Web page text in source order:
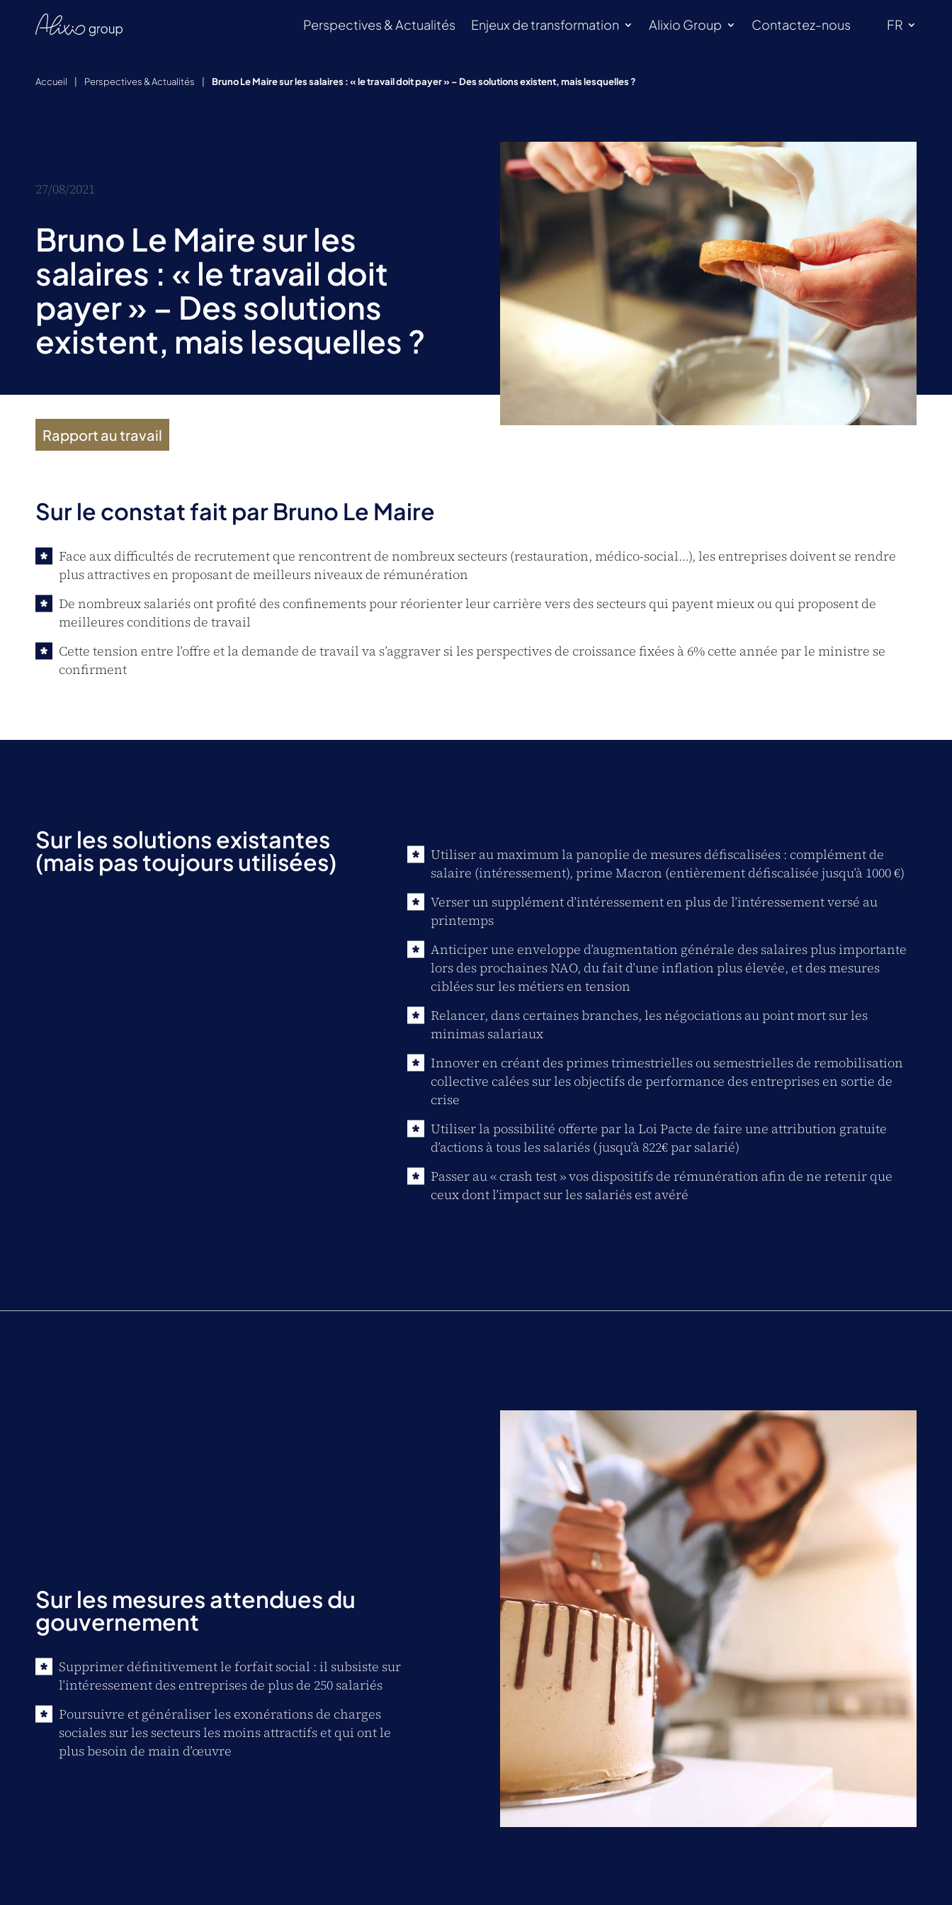
Perspectives & Actualités Enjeux de transformation Alixio Group Contactez-nous FR
Accueil Perspectives & Actualités Bruno Le Maire sur les salaires : « le travail doit payer » – Des solutions existent, mais lesquelles ?
27/08/2021
Bruno Le Maire sur les
salaires : « le travail doit
payer » – Des solutions
existent, mais lesquelles ?
Rapport au travail
Sur le constat fait par Bruno Le Maire
Face aux difficultés de recrutement que rencontrent de nombreux secteurs (restauration, médico-social…), les entreprises doivent se rendre
plus attractives en proposant de meilleurs niveaux de rémunération
De nombreux salariés ont profité des confinements pour réorienter leur carrière vers des secteurs qui payent mieux ou qui proposent de
meilleures conditions de travail
Cette tension entre l’offre et la demande de travail va s’aggraver si les perspectives de croissance fixées à 6% cette année par le ministre se
confirment
Sur les solutions existantes
(mais pas toujours utilisées)
Utiliser au maximum la panoplie de mesures défiscalisées : complément de
salaire (intéressement), prime Macron (entièrement défiscalisée jusqu’à 1000 €)
Verser un supplément d’intéressement en plus de l’intéressement versé au
printemps
Anticiper une enveloppe d’augmentation générale des salaires plus importante
lors des prochaines NAO, du fait d’une inflation plus élevée, et des mesures
ciblées sur les métiers en tension
Relancer, dans certaines branches, les négociations au point mort sur les
minimas salariaux
Innover en créant des primes trimestrielles ou semestrielles de remobilisation
collective calées sur les objectifs de performance des entreprises en sortie de
crise
Utiliser la possibilité offerte par la Loi Pacte de faire une attribution gratuite
d’actions à tous les salariés (jusqu’à 822€ par salarié)
Passer au « crash test » vos dispositifs de rémunération afin de ne retenir que
ceux dont l’impact sur les salariés est avéré
Sur les mesures attendues du
gouvernement
Supprimer définitivement le forfait social : il subsiste sur
l’intéressement des entreprises de plus de 250 salariés
Poursuivre et généraliser les exonérations de charges
sociales sur les secteurs les moins attractifs et qui ont le
plus besoin de main d’œuvre